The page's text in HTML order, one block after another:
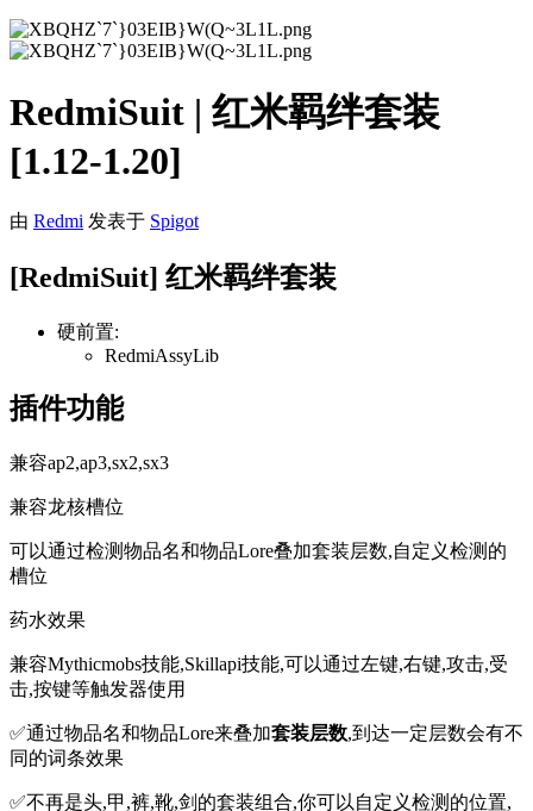
RedmiSuit | 红米羁绊套装
[1.12-1.20]
由 Redmi 发表于 Spigot
[RedmiSuit] 红米羁绊套装
硬前置:
RedmiAssyLib
插件功能
兼容ap2,ap3,sx2,sx3
兼容龙核槽位
可以通过检测物品名和物品Lore叠加套装层数,自定义检测的
槽位
药水效果
兼容Mythicmobs技能,Skillapi技能,可以通过左键,右键,攻击,受
击,按键等触发器使用
✅通过物品名和物品Lore来叠加套装层数,到达一定层数会有不
同的词条效果
✅不再是头,甲,裤,靴,剑的套装组合,你可以自定义检测的位置,